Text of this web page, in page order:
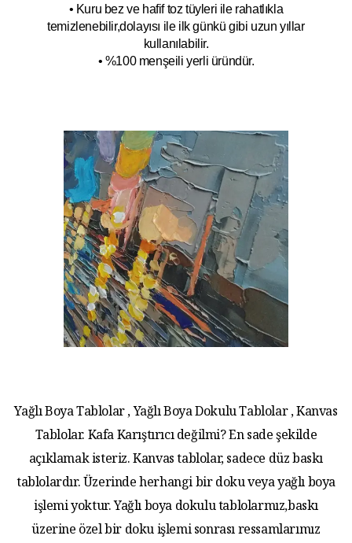
• Kuru bez ve hafif toz tüyleri ile rahatlıkla
temizlenebilir,dolayısı ile ilkgünkü gibi uzun yıllar
kullanılabilir.
• %100 menşeili yerli üründür.
Yağlı Boya Tablolar , Yağlı Boya Dokulu Tablolar , Kanvas
Tablolar. Kafa Karıştırıcı değilmi? En sade şekilde
açıklamak isteriz. Kanvas tablolar, sadece düz baskı
tablolardır. Üzerinde herhangi bir doku veya yağlı boya
işlemi yoktur. Yağlı boya dokulu tablolarmız,baskı
üzerine özel bir doku işlemi sonrası ressamlarımız